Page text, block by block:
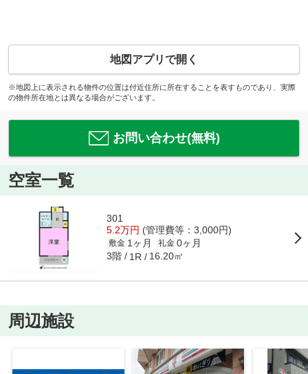
地図アプリで開く
※地図上に表示される物件の位置は付近住所に所在することを表すものであり、実際
の物件所在地とは異なる場合がございます。
お問い合わせ(無料)
空室一覧
301
5.2万円 (管理費等：3,000円)
敷金 1ヶ月 礼金 0ヶ月
3階 1R 16.20㎡
周辺施設